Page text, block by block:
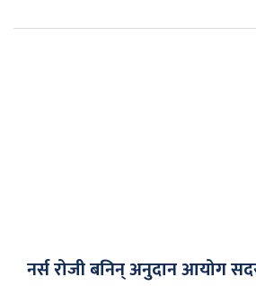
नर्स रोजी बनिन् अनुदान आयोग